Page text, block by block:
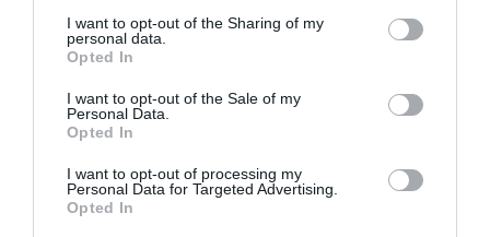
not limited to your visit or usage behaviour. You may click to
grant or deny consent to Google and its third-party tags to
use your data for below specified purposes in below Google
consent section.
I want to opt-out of the Sharing of my
personal data.
Opted In
I want to opt-out of the Sale of my
Personal Data.
Opted In
I want to opt-out of processing my
Personal Data for Targeted Advertising.
Opted In
Szamócatermesztés beltéren: így éri meg
Magyarországon is zajlik ilyen kísérlet, amelyről és a
világtrendekről Balázs László a MATE tanára számolt be a Prega